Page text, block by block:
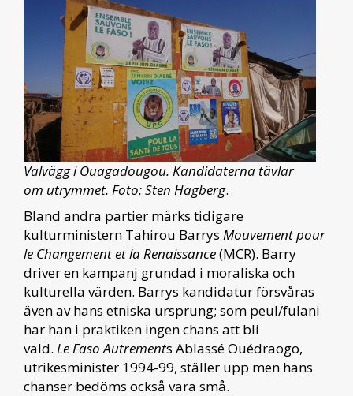
Valvägg i Ouagadougou. Kandidaterna tävlar
om utrymmet. Foto: Sten Hagberg.
Bland andra partier märks tidigare
kulturministern Tahirou Barrys Mouvement pour
le Changement et la Renaissance(MCR). Barry
driver en kampanj grundad i moraliska och
kulturella värden. Barrys kandidatur försvåras
även av hans etniska ursprung; som peul/fulani
har han i praktiken ingen chans att bli
vald. Le Faso Autrements Ablassé Ouédraogo,
utrikesminister 1994-99, ställer upp men hans
chanser bedöms också vara små.